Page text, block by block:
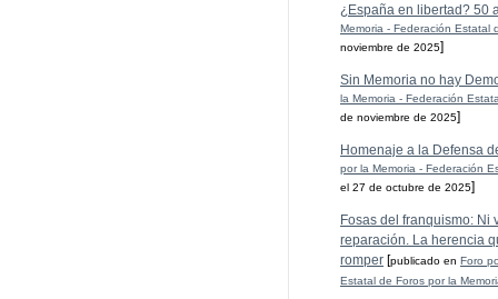
¿España en libertad? 50
Memoria - Federación Estatal
noviembre de 2025]
Sin Memoria no hay
la Memoria - Federación
de noviembre de 2025]
Homenaje a la Defensa
por la Memoria - Federación
el 27 de octubre de 2025]
Fosas del franquismo: Ni
reparación. La herencia
romper [publicado en Foro
Estatal de Foros por la